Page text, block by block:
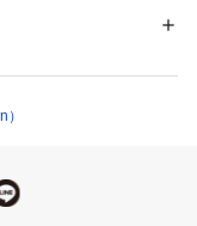
すぎず、気負わずさ
も◎。長い期間着ら
面感が華やかでリッ